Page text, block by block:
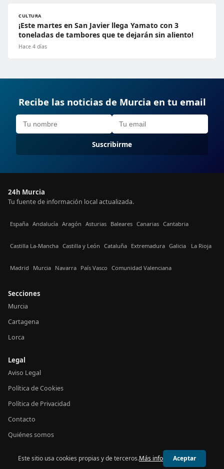
CULTURA
¡Este martes en San Javier llega Yamato con 3
toneladas de tambores que te dejarán sin aliento!
Hace 4 días
Recibe las noticias de Murcia en tu email
Suscribirme
24h Murcia
Tu fuente de información local actualizada.
España Andalucía Aragón Asturias Baleares Canarias Cantabria
Castilla La-Mancha Castilla y León Cataluña Extremadura Galicia La Rioja
Madrid Murcia Navarra País Vasco Comunidad Valenciana
Secciones
Murcia
Cartagena
Lorca
Legal
Aviso Legal
Política de Cookies
Política de Privacidad
Contacto
Quiénes somos
© 2026 24h Murcia
Este sitio usa cookies propias y de terceros.Más info Aceptar